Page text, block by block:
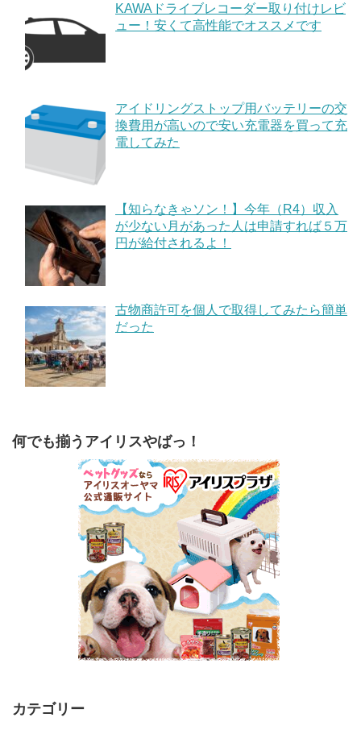
KAWAドライブレコーダー取り付けレビ
ュー！安くて高性能でオススメです
アイドリングストップ用バッテリーの交
換費用が高いので安い充電器を買って充
電してみた
【知らなきゃソン！】今年（R4）収入
が少ない月があった人は申請すれば５万
円が給付されるよ！
古物商許可を個人で取得してみたら簡単
だった
何でも揃うアイリスやばっ！
カテゴリー